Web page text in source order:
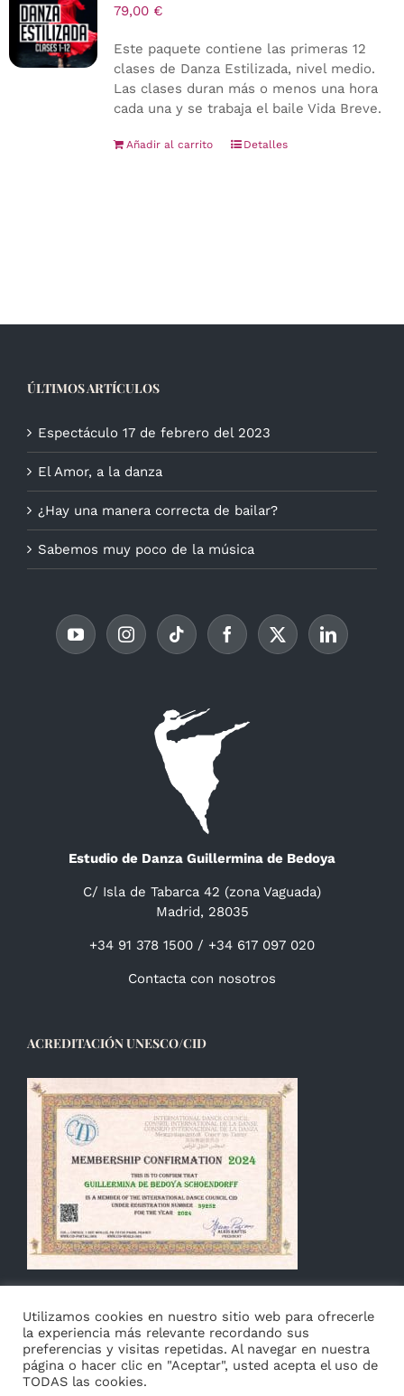
79,00 €
Este paquete contiene las primeras 12
clases de Danza Estilizada, nivel medio.
Las clases duran más o menos una hora
cada una y se trabaja el baile Vida Breve.
Añadir al carrito Detalles
ÚLTIMOS ARTÍCULOS
Espectáculo 17 de febrero del 2023
El Amor, a la danza
¿Hay una manera correcta de bailar?
Sabemos muy poco de la música
Estudio de Danza Guillermina de Bedoya
C/ Isla de Tabarca 42 (zona Vaguada)
Madrid, 28035
+34 91 378 1500 / +34 617 097 020
Contacta con nosotros
ACREDITACIÓN UNESCO/CID
© Copyright 2014 -
Utilizamos cookies en nuestro sitio web para ofrecerle
la experiencia más relevante recordando sus
preferencias y visitas repetidas. Al navegar en nuestra
página o hacer clic en "Aceptar", usted acepta el uso de
TODAS las cookies.